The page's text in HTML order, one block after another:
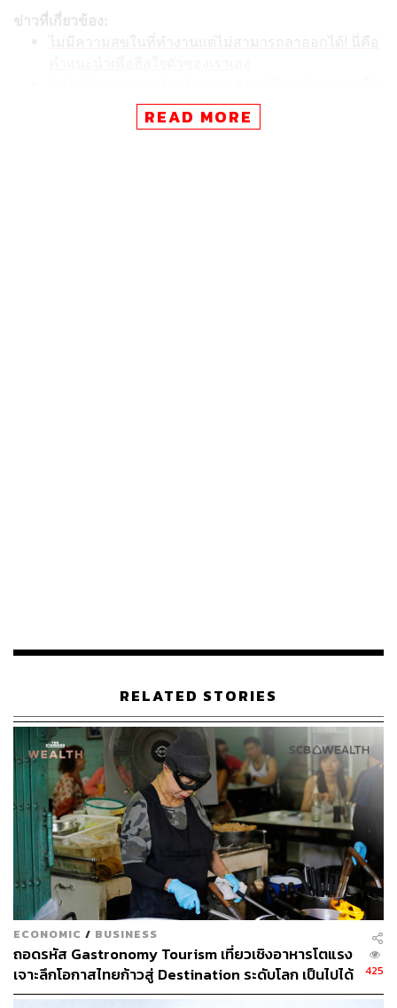
ข่าวที่เกี่ยวข้อง:
ไม่มีความสุขในที่ทำงานแต่ไม่สามารถลาออกได้! นี่คือ
หยุ่นทางอารมณ์’ เปลี่ยนสถานการณ์ไม่เป็นดั่งใจให้เป็น
กลายเป็นต้นตอของความเครียดครั้งใหม่ การวางแผนเป็นสิ่ง
สำคัญ การรู้ว่าจะคาดหวังอะไรสามารถป้องกันเรื่องไม่คาด
คิดได้
อีกเรื่องที่น่าสนใจ แต่ยังคงเป็นเรื่องที่ถกเถียงกันอยู่ว่า การลา
พักร้อนที่ยาวนานกว่านั้นให้ผลประโยชน์ที่สำคัญมากกว่า
การหยุดพักระยะสั้นและบ่อยกว่าหรือไม่ ไม่ว่าจะใช้เวลานาน
แค่ไหน แต่สิ่งสำคัญคือการมีส่วนร่วมในกิจกรรมที่ทำให้คุณ
สดชื่นและกระปรี้กระเปร่ามากกว่า!
อ้างอิง:
https://edition.cnn.com/travel/vacations-are-good-for-
you-scn-wellness
READ MORE
RELATED STORIES
ECONOMIC / BUSINESS
ถอดรหัส Gastronomy Tourism เที่ยวเชิงอาหารโตแรง
เจาะลึกโอกาสไทยก้าวสู่ Destination ระดับโลก เป็นไปได้
แค่ไหน
425